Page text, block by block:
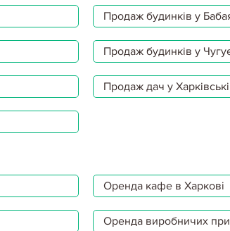
Продаж будинків у
Продаж будинків у
Продаж дач у
Оренда кафе в Харкові
Оренда виробничих